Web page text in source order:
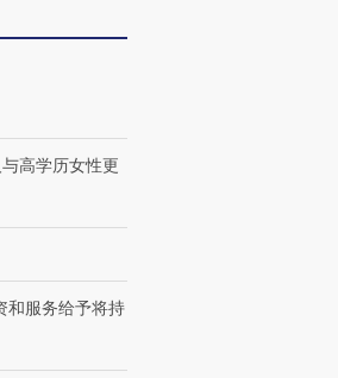
式·第三对
住三大增长引擎是什么？
高学历女性更
和服务给予将持